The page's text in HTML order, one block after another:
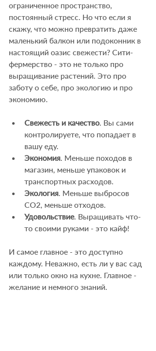
ограниченное пространство,
постоянный стресс. Но что если я
скажу, что можно превратить даже
маленький балкон или подоконник в
настоящий оазис свежести? Сити-
фермерство - это не только про
выращивание растений. Это про
заботу о себе, про экологию и про
экономию.
Свежесть и качество. Вы сами
контролируете, что попадает в
вашу еду.
Экономия. Меньше походов в
магазин, меньше упаковок и
транспортных расходов.
Экология. Меньше выбросов
CO2, меньше отходов.
Удовольствие. Выращивать что-
то своими руками - это кайф!
И самое главное - это доступно
каждому. Неважно, есть ли у вас сад
или только окно на кухне. Главное -
желание и немного знаний.